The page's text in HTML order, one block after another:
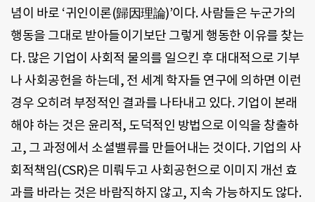
념이 바로 ‘귀인이론(歸因理論)’이다. 사람들은 누군가의
행동을 그대로 받아들이기보단 그렇게 행동한 이유를 찾는
다. 많은 기업이 사회적 물의를 일으킨 후 대대적으로 기부
나 사회공헌을 하는데, 전 세계 학자들 연구에 의하면 이런
경우 오히려 부정적인 결과를 나타내고 있다. 기업이 본래
해야 하는 것은 윤리적, 도덕적인 방법으로 이익을 창출하
고, 그 과정에서 소셜밸류를 만들어내는 것이다. 기업의 사
회적책임(CSR)은 미뤄두고 사회공헌으로 이미지 개선 효
과를 바라는 것은 바람직하지 않고, 지속 가능하지도 않다.